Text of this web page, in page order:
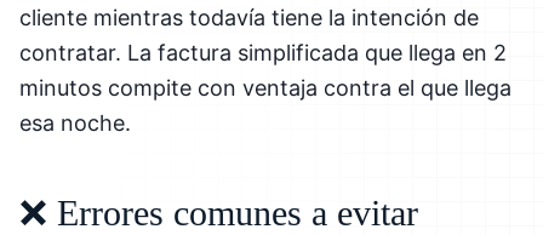
cliente mientras todavía tiene la intención de
contratar. La factura simplificada que llega en 2
minutos compite con ventaja contra el que llega
esa noche.
❌ Errores comunes a evitar